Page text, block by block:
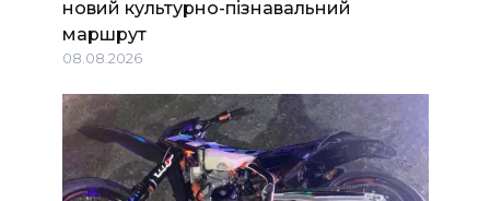
новий культурно-пізнавальний
маршрут
08.08.2026